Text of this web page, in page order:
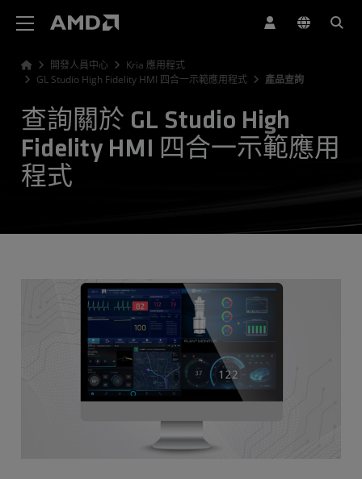
開發人員中心
Kria 應用程式
GL Studio High Fidelity HMI 四合一示範應用程式
產品查詢
查詢關於 GL Studio High
Fidelity HMI 四合一示範應用
程式